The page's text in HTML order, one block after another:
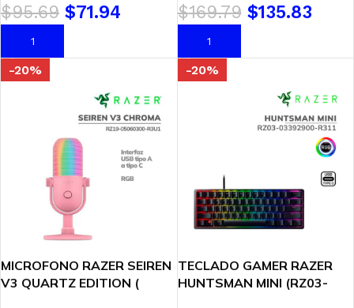
$95.69 $71.94
AÑADIR AL CARRITO
$169.79 $135.83
AÑADIR AL CARRITO
-20%
MICROFONO RAZER SEIREN
V3 QUARTZ EDITION (
-20%
TECLADO GAMER RAZER
HUNTSMAN MINI (RZ03-